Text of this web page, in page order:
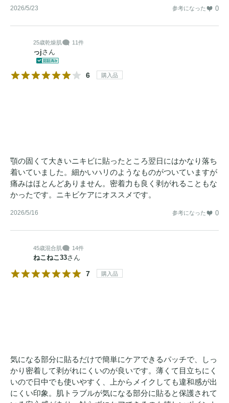
2026/5/23 参考になった 0
25歳乾燥肌 11件
っjさん
6 購入品
顎の固くて大きいニキビに貼ったところ翌日にはかなり落ち
着いていました。細かいハリのようなものがついていますが
痛みはほとんどありません。密着力も良く剥がれることもな
かったです。ニキビケアにオススメです。
2026/5/16 参考になった 0
45歳混合肌 14件
ねこねこ33さん
7 購入品
気になる部分に貼るだけで簡単にケアできるパッチで、しっ
かり密着して剥がれにくいのが良いです。薄くて目立ちにく
いので日中でも使いやすく、上からメイクしても違和感が出
にくい印象。肌トラブルが気になる部分に貼ると保護されて